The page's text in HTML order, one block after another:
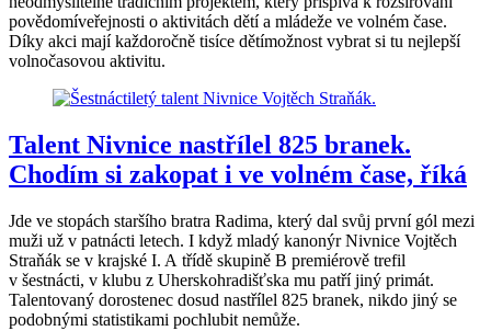
povědomíveřejnosti o aktivitách dětí a mládeže ve volném čase.
Díky akci mají každoročně tisíce dětímožnost vybrat si tu nejlepší
volnočasovou aktivitu.
Talent Nivnice nastřílel 825 branek.
Chodím si zakopat i ve volném čase, říká
Jde ve stopách staršího bratra Radima, který dal svůj první gól mezi
muži už v patnácti letech. I když mladý kanonýr Nivnice Vojtěch
Straňák se v krajské I. A třídě skupině B premiérově trefil
v šestnácti, v klubu z Uherskohradišťska mu patří jiný primát.
Talentovaný dorostenec dosud nastřílel 825 branek, nikdo jiný se
podobnými statistikami pochlubit nemůže.